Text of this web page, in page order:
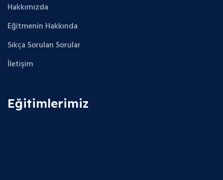
Hakkımızda
Eğitmenin Hakkında
Sıkça Sorulan Sorular
İletişim
Eğitimlerimiz